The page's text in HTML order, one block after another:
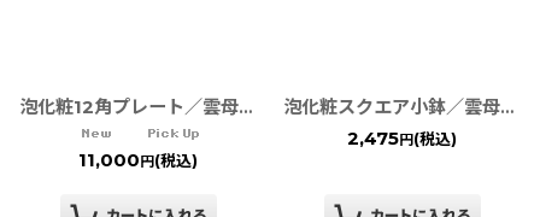
泡化粧12角プレート／雲母銀青 TWFテーブルウェアフェスティバル
11,000 円 (税込)
泡化粧スクエア小鉢／雲母金彩・銀彩・黒彩 TWFテーブルウェアフェスティバル
2,475円 (税込)